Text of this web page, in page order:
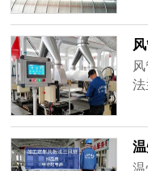
技
法
大